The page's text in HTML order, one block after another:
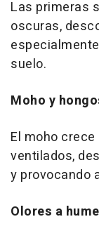
Las primeras
oscuras,
suelo.
Moho y
El moho
ventilados,
y provocando
Olores a